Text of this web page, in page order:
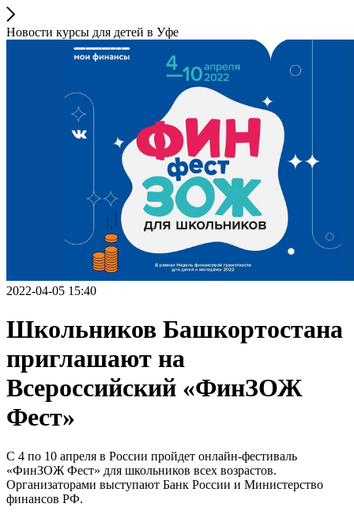
Новости курсы для детей в Уфе
2022-04-05 15:40
Школьников Башкортостана
приглашают на
Всероссийский «ФинЗОЖ
Фест»
С 4 по 10 апреля в России пройдет онлайн-фестиваль
«ФинЗОЖ Фест» для школьников всех возрастов.
Организаторами выступают Банк России и Министерство
финансов РФ.